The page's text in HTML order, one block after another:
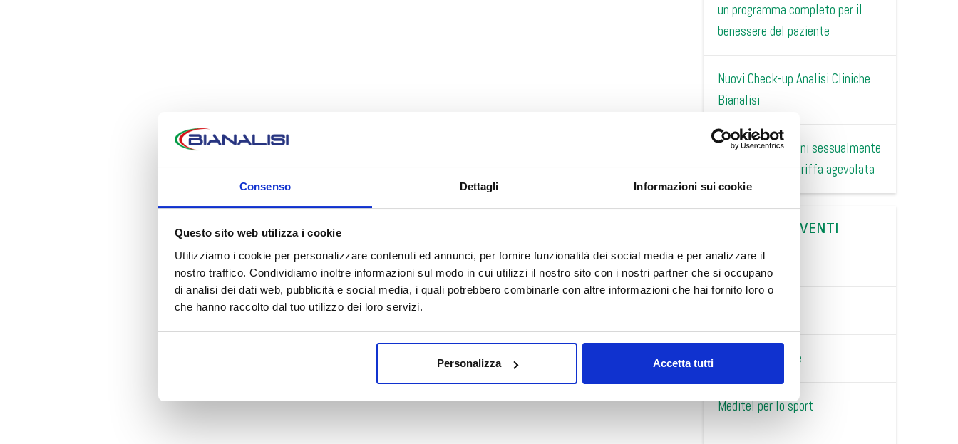
Consenso Dettagli Informazioni sui cookie
Questo sito web utilizza i cookie
Utilizziamo i cookie per personalizzare contenuti ed annunci, per fornire funzionalità dei social media e per analizzare il
nostro traffico. Condividiamo inoltre informazioni sul modo in cui utilizzi il nostro sito con i nostri partner che si occupano
di analisi dei dati web, pubblicità e social media, i quali potrebbero combinarle con altre informazioni che hai fornito loro o
che hanno raccolto dal tuo utilizzo dei loro servizi.
Personalizza Accetta tutti
un programma completo per il
benessere del paziente
Nuovi Check-up Analisi Cliniche
Bianalisi
Check-up Infezioni sessualmente
trasmissibili a tariffa agevolata
CATEGORIE EVENTI
ECM
Meditel per l'arte
Meditel per lo sport
Durante il mese di agosto alcuni Centri potrebbero osservare orari ridotti o periodi di chiusura.
👉 Vi invitiamo a consultare ilcalendario completocon le variazioni di agosto.
Grazie.